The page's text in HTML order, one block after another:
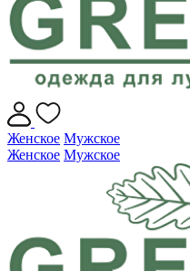
Женское Мужское
Женское Мужское